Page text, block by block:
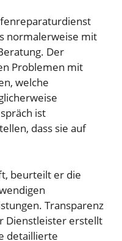
normalerweise mit
Der
Problemen mit
welche
ist
dass sie auf
beurteilt er die
Transparenz
Dienstleister erstellt
detaillierte